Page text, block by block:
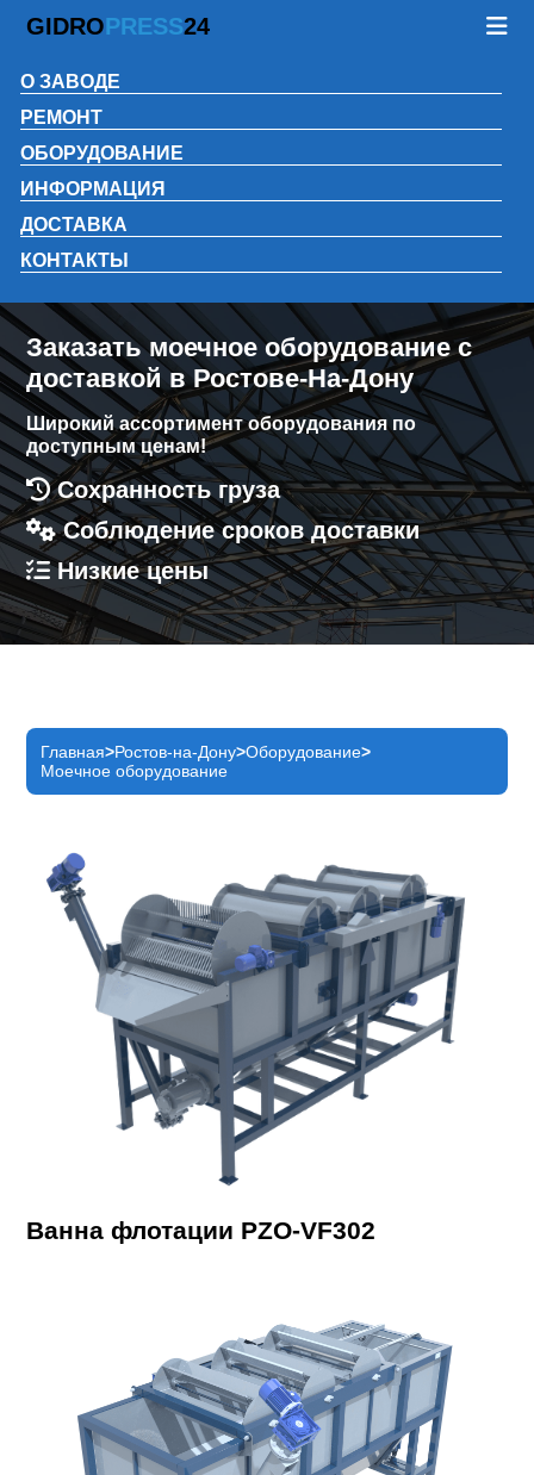
GIDROPRESS24
О ЗАВОДЕ
РЕМОНТ
ОБОРУДОВАНИЕ
ИНФОРМАЦИЯ
ДОСТАВКА
КОНТАКТЫ
Заказать моечное оборудование с
доставкой в Ростове-На-Дону
Широкий ассортимент оборудования по
доступным ценам!
Сохранность груза
Соблюдение сроков доставки
Низкие цены
Главная Ростов-на-Дону Оборудование
Моечное оборудование
Ванна флотации PZO-VF302